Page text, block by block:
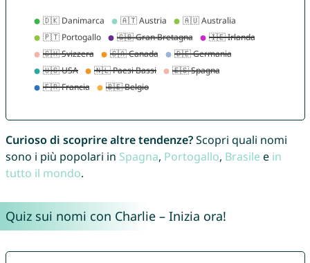
Curioso di scoprire altre tendenze?Scopri quali nomi
sono i più popolari in Spagna, Portogallo, Brasile e in
tutto il mondo.
Quiz sui nomi con Charlie – Inizia ora!